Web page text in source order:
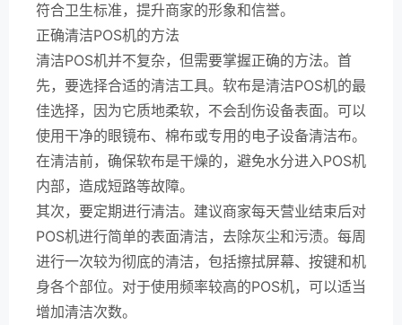
符合卫生标准，提升商家的形象和信誉。
正确清洁POS机的方法
清洁POS机并不复杂，但需要掌握正确的方法。首
先，要选择合适的清洁工具。软布是清洁POS机的最
佳选择，因为它质地柔软，不会刮伤设备表面。可以
使用干净的眼镜布、棉布或专用的电子设备清洁布。
在清洁前，确保软布是干燥的，避免水分进入POS机
内部，造成短路等故障。
其次，要定期进行清洁。建议商家每天营业结束后对
POS机进行简单的表面清洁，去除灰尘和污渍。每周
进行一次较为彻底的清洁，包括擦拭屏幕、按键和机
身各个部位。对于使用频率较高的POS机，可以适当
增加清洁次数。